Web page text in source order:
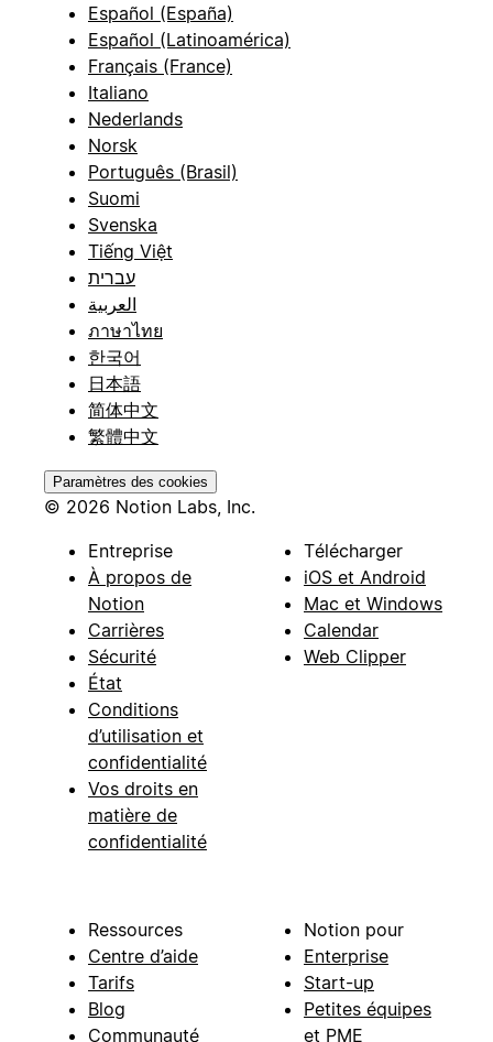
Español (España)
Español (Latinoamérica)
Français (France)
Italiano
Nederlands
Norsk
Português (Brasil)
Suomi
Svenska
Tiếng Việt
עברית
العربية
ภาษาไทย
한국어
日本語
简体中文
繁體中文
Paramètres des cookies
© 2026 Notion Labs, Inc.
Entreprise
À propos de
Notion
Carrières
Sécurité
État
Conditions
d’utilisation et
confidentialité
Vos droits en
matière de
confidentialité
Télécharger
iOS et Android
Mac et Windows
Calendar
Web Clipper
Ressources
Centre d’aide
Tarifs
Blog
Communauté
Notion pour
Enterprise
Start-up
Petites équipes
et PME